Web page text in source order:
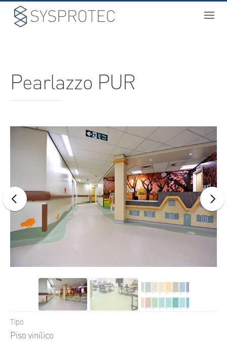
PROYECTOS
BIM
CATÁLOGO
CONTACTO
ONESPACE
SCUBE
UNIGUARD
UNI TECH
UNI WALL
Pearlazzo PUR
Tipo
Piso vinílico